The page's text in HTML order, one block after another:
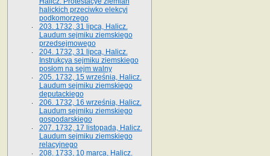
halickich przeciwko elekcyi
podkomorzego
203. 1732, 31 lipca, Halicz.
Laudum sejmiku ziemskiego
przedsejmowego
204. 1732, 31 lipca, Halicz.
Instrukcya sejmiku ziemskiego
posłom na sejm walny
205. 1732, 15 września, Halicz.
Laudum sejmiku ziemskiego
deputackiego
206. 1732, 16 września, Halicz.
Laudum sejmiku ziemskiego
gospodarskiego
207. 1732, 17 listopada, Halicz.
Laudum sejmiku ziemskiego
relacyjnego
208. 1733, 10 marca, Halicz.